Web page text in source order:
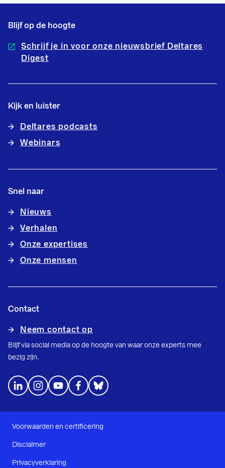
Blijf op de hoogte
Schrijf je in voor onze nieuwsbrief Deltares
Digest
Kijk en luister
Deltares podcasts
Webinars
Snel naar
Nieuws
Verhalen
Onze expertises
Onze mensen
Contact
Neem contact op
Blijf via social media op de hoogte van waar onze experts mee
bezig zijn.
Voorwaarden en certificering
Disclaimer
Privacyverklaring